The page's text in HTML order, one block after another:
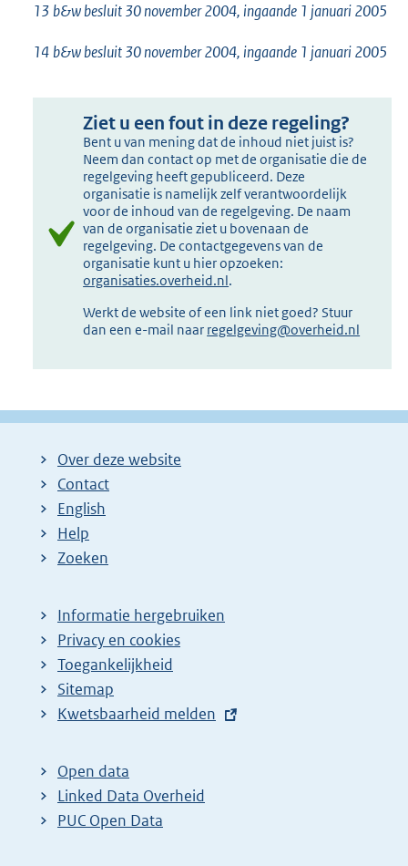
13b&w besluit 30 november 2004, ingaande 1 januari 2005
14b&w besluit 30 november 2004, ingaande 1 januari 2005
Ziet u een fout in deze regeling?
Bent u van mening dat de inhoud niet juist is?
Neem dan contact op met de organisatie die de
regelgeving heeft gepubliceerd. Deze
organisatie is namelijk zelf verantwoordelijk
voor de inhoud van de regelgeving. De naam
van de organisatie ziet u bovenaan de
regelgeving. De contactgegevens van de
organisatie kunt u hier opzoeken:
organisaties.overheid.nl.
Werkt de website of een link niet goed? Stuur
dan een e-mail naar regelgeving@overheid.nl
Over deze website
Contact
English
Help
Zoeken
Informatie hergebruiken
Privacy en cookies
Toegankelijkheid
Sitemap
E
t
e
r
Kwetsbaarheid melden
Open data
Linked Data Overheid
PUC Open Data